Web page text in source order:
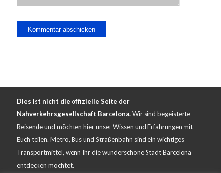
Dies ist nicht die offizielle Seite der
Nahverkehrsgesellschaft Barcelona.Wir sind begeisterte
Reisende und möchten hier unser Wissen und Erfahrungen mit
Euch teilen. Metro, Bus und Straßenbahn sind ein wichtiges
Transportmittel, wenn Ihr die wunderschöne Stadt Barcelona
entdecken möchtet.